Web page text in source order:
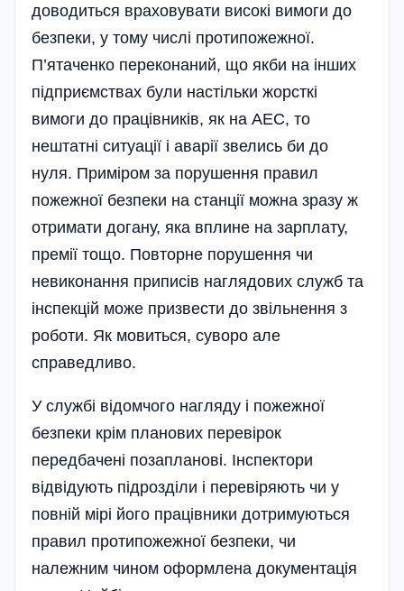
доводиться враховувати високі вимоги до
безпеки, у тому числі протипожежної.
П’ятаченко переконаний, що якби на інших
підприємствах були настільки жорсткі
вимоги до праці­вників, як на АЕС, то
нештатні ситуації і аварії звелись би до
нуля. Приміром за порушення правил
пожежної безпеки на станції можна зразу ж
отримати догану, яка вплине на зарплату,
премії тощо. Повторне порушення чи
невиконання приписів наглядових служб та
інспекцій може призвести до звільнення з
роботи. Як мовиться, суворо але
справедливо.
У службі відомчого нагляду і пожежної
безпеки крім планових перевірок
передбачені позапланові. Інспектори
відвідують підрозділи і перевіряють чи у
повній мірі його працівники дотримуються
правил протипожежної безпеки, чи
належним чином оформлена документація